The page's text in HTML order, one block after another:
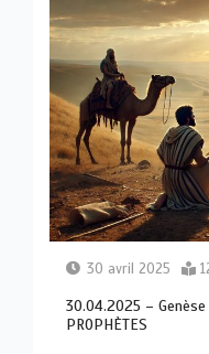
30 avril 2025
30.04.2025 – Genèse
PROPHÈTES